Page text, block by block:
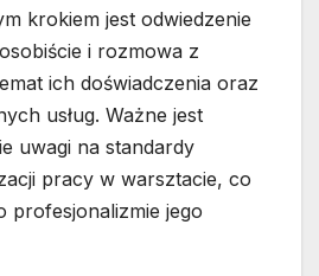
krokiem jest odwiedzenie
i rozmowa z
ich doświadczenia oraz
usług. Ważne jest
uwagi na standardy
pracy w warsztacie, co
profesjonalizmie jego